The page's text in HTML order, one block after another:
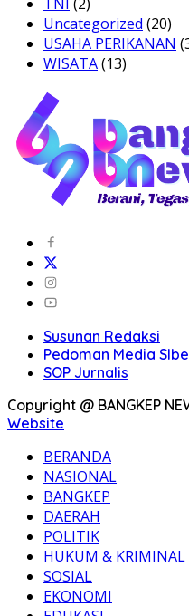
Uncategorized (20)
USAHA PERIKANAN
WISATA(13)
Susunan Redaksi
Pedoman Media
SOP Jurnalis
Copyright @ BANGKEP
Website
BERANDA
NASIONAL
BANGKEP
DAERAH
POLITIK
HUKUM & KRIMINAL
SOSIAL
EKONOMI